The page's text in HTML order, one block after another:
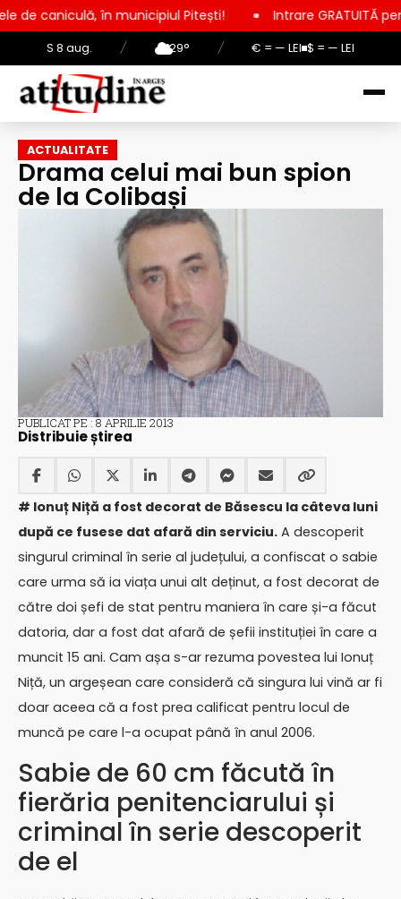
S 8 aug. / 29° / € = — LEI $ = — LEI
municipiul Pitești! Intrare GRATUITĂ pentru copii, elevi
ACTUALITATE
Drama celui mai bun spion
de la Colibași
PUBLICAT PE : 8 APRILIE 2013
Distribuie știrea
# Ionuț Niță a fost decorat de Băsescu la câteva luni
după ce fusese dat afară din serviciu. A descoperit
singurul criminal în serie al județului, a confiscat o sabie
care urma să ia viața unui alt deținut, a fost decorat de
către doi șefi de stat pentru maniera în care și-a făcut
datoria, dar a fost dat afară de șefii instituției în care a
muncit 15 ani. Cam așa s-ar rezuma povestea lui Ionuț
Niță, un argeșean care consideră că singura lui vină ar fi
doar aceea că a fost prea calificat pentru locul de
muncă pe care l-a ocupat până în anul 2006.
Sabie de 60 cm făcută în
fierăria penitenciarului și
criminal în serie descoperit
de el